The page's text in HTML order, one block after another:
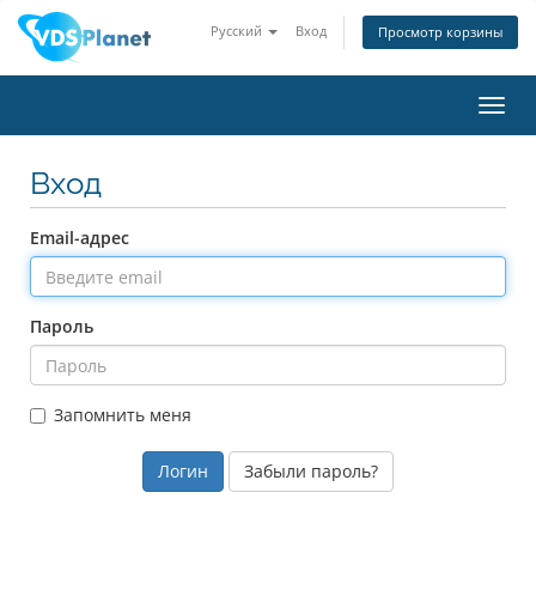
Русский Вход Просмотр корзины
Вход
Email-адрес
Пароль
Запомнить меня
Забыли пароль?